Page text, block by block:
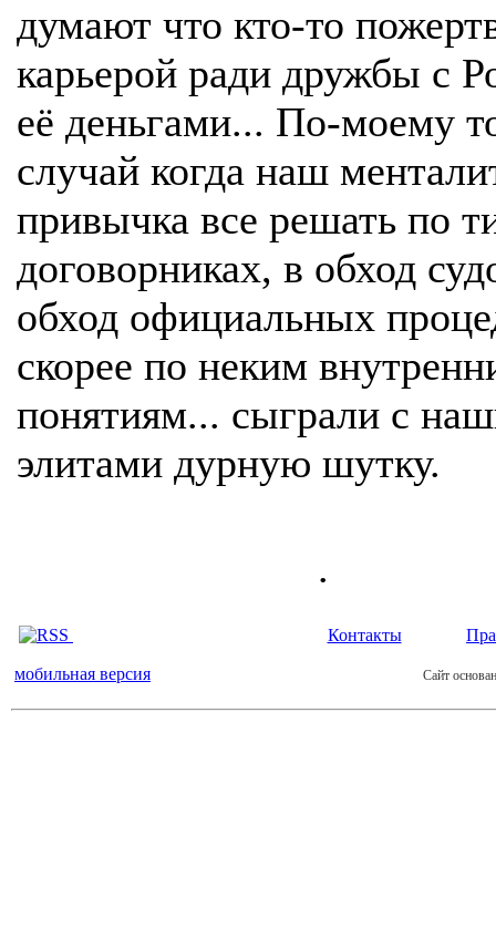
думают что кто-то
карьерой ради дружбы с
её деньгами... По-моему
случай когда наш
привычка все решать по
договорниках, в обход
обход официальных
скорее по неким
понятиям... сыграли с
элитами дурную шутку.
.
Контакты
мобильная версия Сайт